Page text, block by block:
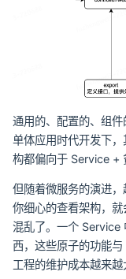
通用的、配置的、组
单体应用时代开发下
构都偏向于 Service +
但随着微服务的演进
你细心的查看架构，
混乱了。一个 Service
西，这些原子的功能
工程的维护成本越来越